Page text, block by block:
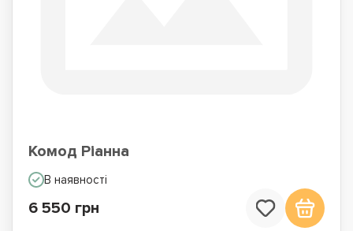
Комод Ріанна
В наявності
6 550 грн